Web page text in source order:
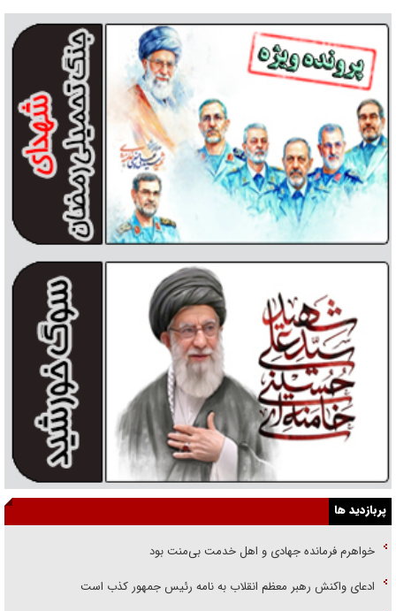
پربازدید ها
خواهرم فرمانده جهادی و اهل خدمت بی‌منت بود
ادعای واکنش رهبر معظم انقلاب به نامه رئیس جمهور کذب است